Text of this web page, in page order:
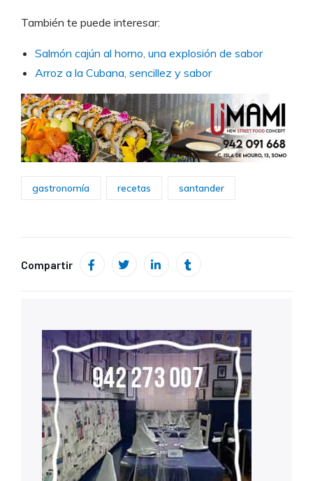
También te puede interesar:
Salmón cajún al horno, una explosión de sabor
Arroz a la Cubana, sencillez y sabor
gastronomía recetas santander
Compartir